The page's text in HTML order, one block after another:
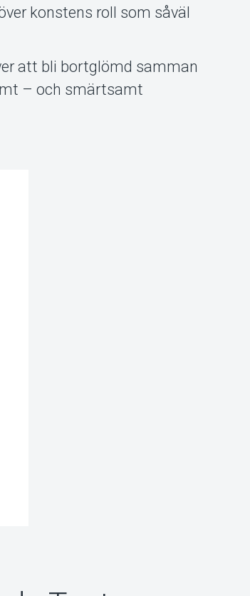
konstens roll som såväl
att bli bortglömd samman
– och smärtsamt